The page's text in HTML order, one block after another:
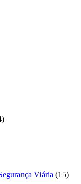
Viária (15)